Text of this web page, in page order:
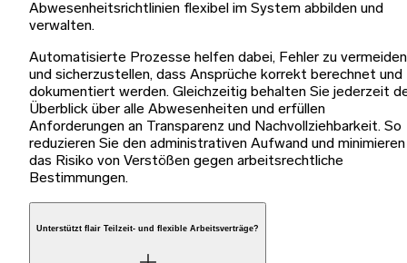
Abwesenheitsrichtlinien flexibel im System abbilden und
verwalten.
Automatisierte Prozesse helfen dabei, Fehler zu vermeiden
und sicherzustellen, dass Ansprüche korrekt berechnet und
dokumentiert werden. Gleichzeitig behalten Sie jederzeit
Überblick über alle Abwesenheiten und erfüllen
Anforderungen an Transparenz und Nachvollziehbarkeit. So
reduzieren Sie den administrativen Aufwand und minimieren
das Risiko von Verstößen gegen arbeitsrechtliche
Bestimmungen.
Unterstützt flair Teilzeit- und flexible Arbeitsverträge?